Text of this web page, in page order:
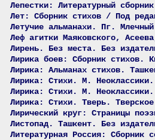
Лепестки: Литературный
Лет: Сборник стихов / Под
Летучие альманахи. Пг.
Леф агитки Маяковского,
Лирень. Без места. Без
Лирика боев: Сборник стихов.
Лирика: Альманах стихов.
Лирика: Стихи. М.
Лирика: Стихи. М.
Лирика: Стихи. Тверь.
Лирический круг: Страницы
Листопад. Ташкент. Без
Литературная Россия: